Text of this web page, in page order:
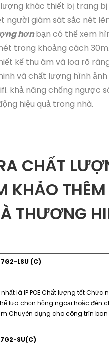
khác thiết bị trang
người giám sát sắc nét
hơnbạn có thể xem
trong khoảng cách 30m.
kế thu âm và loa rõ
và chất lượng hình ảnh
khả năng chống ngược
hiệu quả trong nhà.
CHẤT
KHẢO THÊM
THƯƠNG
LSU (C)
là IP POE Chất lượng tốt Chức
lựa chọn hồng ngoại hoặc đèn
Chuyên dụng cho công trìn
SU(C)